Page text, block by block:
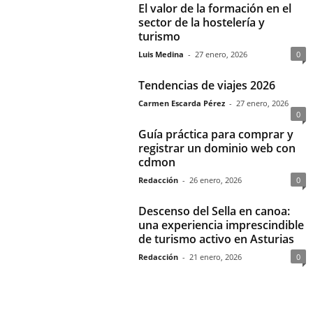
El valor de la formación en el
sector de la hostelería y
turismo
Luis Medina - 27 enero, 2026 0
Tendencias de viajes 2026
Carmen Escarda Pérez - 27 enero, 2026
0
Guía práctica para comprar y
registrar un dominio web con
cdmon
Redacción - 26 enero, 2026 0
Descenso del Sella en canoa:
una experiencia imprescindible
de turismo activo en Asturias
Redacción - 21 enero, 2026 0